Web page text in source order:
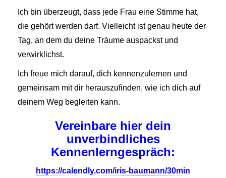
Ich bin überzeugt, dass jede Frau eine Stimme hat,
die gehört werden darf. Vielleicht ist genau heute der
Tag, an dem du deine Träume auspackst und
verwirklichst.
Ich freue mich darauf, dich kennenzulernen und
gemeinsam mit dir herauszufinden, wie ich dich auf
deinem Weg begleiten kann.
Vereinbare hier dein
unverbindliches
Kennenlerngespräch:
https://calendly.com/iris-baumann/30min